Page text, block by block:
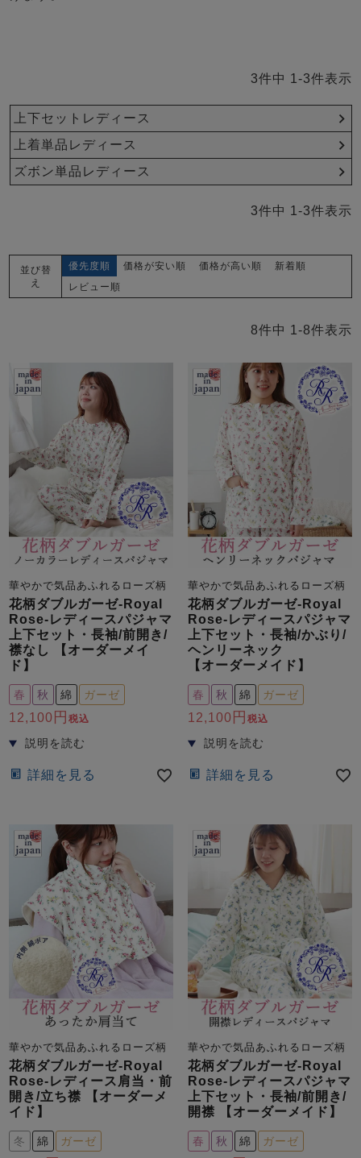
新着商品
すべての季節のパジャマ一覧はこちら
ガールズ前開
ボーイズ長袖
ボーイズ半袖
ボーイズ前開
き
ボーイズかぶ
ガールズ
上着
ガールズ
ン単品
ボーイズ
上着
単品
ボーイズズボ
ン単品
- Item Ranking -
- New Arrival -
すべてのデザインのパジャマ一覧はこちら
3件中 1 -3件表示
上下セットレディース
上着単品レディース
ズボン単品レディース
3件中 1 -3件表示
並び替
え
優先度順 価格が安い順 価格が高い順
新着順
レビュー順
8件中 1 -8件表示
華やかで気品あふれるローズ柄
花柄ダブルガーゼ-Royal
Rose-レディースパジャマ
上下セット・長袖/前開き/
襟なし 【オーダーメイ
ド】
春 秋 綿 ガーゼ
12,100 税込
詳細を見る
華やかで気品あふれるローズ柄
花柄ダブルガーゼ-Royal
Rose-レディースパジャマ
上下セット・長袖/かぶり/
ヘンリーネック
【オーダーメイド】
春 秋 綿 ガーゼ
12,100 税込
詳細を見る
華やかで気品あふれるローズ柄
花柄ダブルガーゼ-Royal
Rose-レディース肩当・前
開き/立ち襟 【オーダーメ
イド】
冬 綿 ガーゼ
華やかで気品あふれるローズ柄
花柄ダブルガーゼ-Royal
Rose-レディースパジャマ
上下セット・長袖/前開き/
開襟 【オーダーメイド】
春 秋 綿 ガーゼ